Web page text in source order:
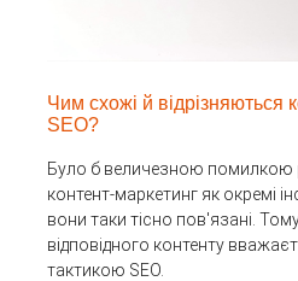
Чим схожі й відрізняються
SEO?
Було б величезною помилкою
контент-маркетинг як окремі
вони таки тісно пов'язані.
відповідного контенту
тактикою SEO.